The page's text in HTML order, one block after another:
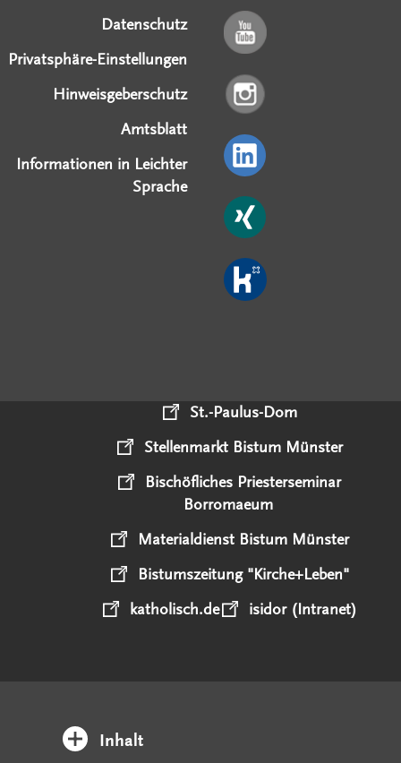
Datenschutz
Privatsphäre-Einstellungen
Hinweisgeberschutz
Amtsblatt
Informationen in Leichter
Sprache
St.-Paulus-Dom
Stellenmarkt Bistum Münster
Bischöfliches Priesterseminar
Borromaeum
Materialdienst Bistum Münster
Bistumszeitung "Kirche+Leben"
katholisch.de
isidor (Intranet)
Inhalt